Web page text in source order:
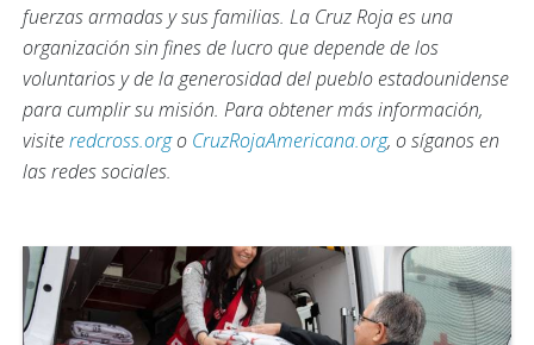
fuerzas armadas y sus familias. La Cruz Roja es una
organización sin fines de lucro que depende de los
voluntarios y de la generosidad del pueblo estadounidense
para cumplir su misión. Para obtener más información,
visiteredcross.orgo CruzRojaAmericana.org, o síganos en
las redes sociales.